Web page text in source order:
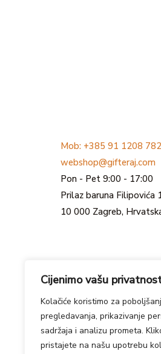
Cijenimo vašu
Kolačiće koristimo za
pregledavanja, prikazivanje
sadržaja i analizu prometa.
pristajete na našu upotrebu
Mob: +385 91 1208 782
webshop@gifteraj.com
Pon - Pet 9:00 - 17:00
Prilaz baruna Filipovića
10 000 Zagreb,